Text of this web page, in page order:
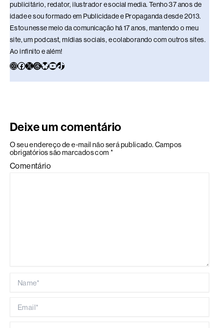
publicitário, redator, ilustrador e social media. Tenho 37 anos de
idade e sou formado em Publicidade e Propaganda desde 2013.
Estou nesse meio da comunicação há 17 anos, mantendo o meu
site, um podcast, mídias sociais, e colaborando com outros sites.
Ao infinito e além!
Deixe um comentário
O seu endereço de e-mail não será publicado. Campos
obrigatórios são marcados com *
Comentário